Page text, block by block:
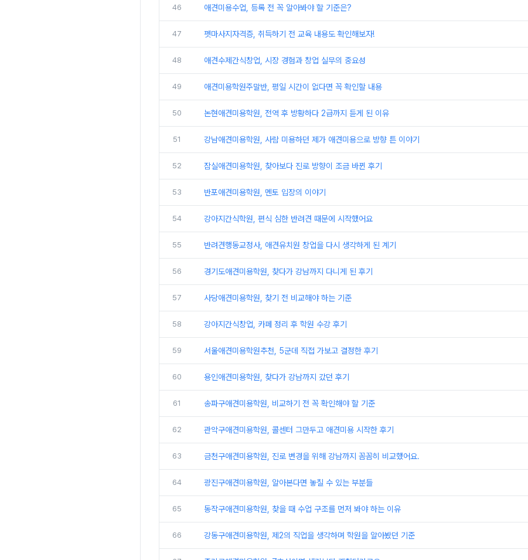
46 애견미용수업, 등록 전 꼭 알아봐야 할 기준은?
47 펫마사지자격증, 취득하기 전 교육 내용도 확인해보자!
48 애견수제간식창업, 시장 경험과 창업 실무의 중요성
49 애견미용학원주말반, 평일 시간이 없다면 꼭 확인할 내용
50 논현애견미용학원, 전역 후 방황하다 2급까지 듣게 된 이유
51 강남애견미용학원, 사람 미용하던 제가 애견미용으로 방향 튼 이야기
52 잠실애견미용학원, 찾아보다 진로 방향이 조금 바뀐 후기
53 반포애견미용학원, 멘토 입장의 이야기
54 강아지간식학원, 편식 심한 반려견 때문에 시작했어요
55 반려견행동교정사, 애견유치원 창업을 다시 생각하게 된 계기
56 경기도애견미용학원, 찾다가 강남까지 다니게 된 후기
57 사당애견미용학원, 찾기 전 비교해야 하는 기준
58 강아지간식창업, 카페 정리 후 학원 수강 후기
59 서울애견미용학원추천, 5군데 직접 가보고 결정한 후기
60 용인애견미용학원, 찾다가 강남까지 갔던 후기
61 송파구애견미용학원, 비교하기 전 꼭 확인해야 할 기준
62 관악구애견미용학원, 콜센터 그만두고 애견미용 시작한 후기
63 금천구애견미용학원, 진로 변경을 위해 강남까지 꼼꼼히 비교했어요.
64 광진구애견미용학원, 알아본다면 놓칠 수 있는 부분들
65 동작구애견미용학원, 찾을 때 수업 구조를 먼저 봐야 하는 이유
66 강동구애견미용학원, 제2의 직업을 생각하며 학원을 알아봤던 기준